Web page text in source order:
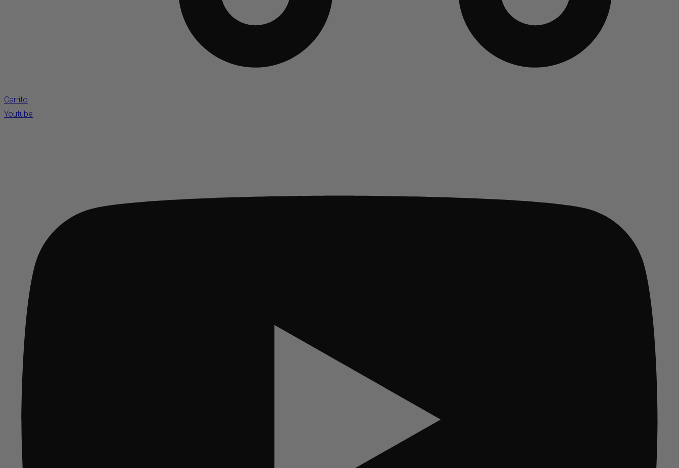
Carrito
Youtube